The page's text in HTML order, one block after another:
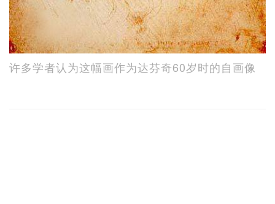
许多学者认为这幅画作为达芬奇60岁时的自画像